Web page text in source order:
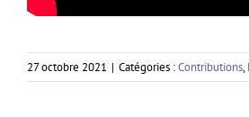
27 octobre 2021 | Catégories :Contributions,